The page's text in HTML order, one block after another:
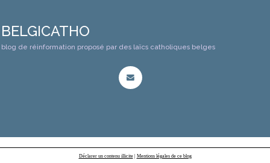
BELGICATHO
blog de réinformation proposé par des laïcs catholiques belges
Déclarer un contenu illicite| Mentions légales de ce blog